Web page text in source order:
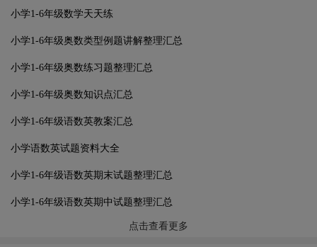
小学1-6年级数学天天练
小学1-6年级奥数类型例题讲解整理汇总
小学1-6年级奥数练习题整理汇总
小学1-6年级奥数知识点汇总
小学1-6年级语数英教案汇总
小学语数英试题资料大全
小学1-6年级语数英期末试题整理汇总
小学1-6年级语数英期中试题整理汇总
点击查看更多